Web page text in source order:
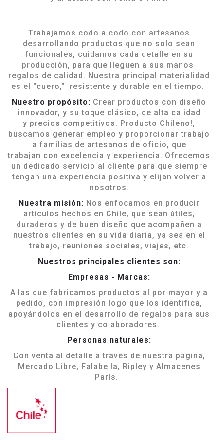
Trabajamos codo a codo con artesanos
desarrollando productos que no solo sean
funcionales, cuidamos cada detalle en su
producción, para que lleguen a sus manos
regalos de calidad. Nuestra principal materialidad
es el "cuero," resistente y durable en el tiempo.
Nuestro propósito: Crear productos con diseño
innovador, y su toque clásico, de alta calidad
y precios competitivos. Producto Chileno!,
buscamos generar empleo y proporcionar trabajo
a familias de artesanos de oficio, que
trabajan con excelencia y experiencia. Ofrecemos
un dedicado servicio al cliente para que siempre
tengan una experiencia positiva y elijan volver a
nosotros.
Nuestra misión: Nos enfocamos en producir
artículos hechos en Chile, que sean útiles,
duraderos y de buen diseño que acompañen a
nuestros clientes en su vida diaria, ya sea en el
trabajo, reuniones sociales, viajes, etc.
Nuestros principales clientes son:
Empresas - Marcas:
A las que fabricamos productos al por mayor y a
pedido, con impresión logo que los identifica,
apoyándolos en el desarrollo de regalos para sus
clientes y colaboradores.
Personas naturales:
Con venta al detalle a través de nuestra página,
Mercado Libre, Falabella, Ripley y Almacenes
París.